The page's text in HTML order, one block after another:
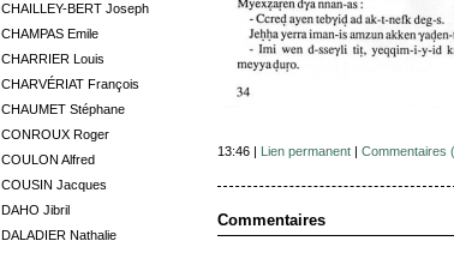
CHAILLEY-BERT Joseph
CHAMPAS Emile
CHARRIER Louis
CHARVÉRIAT François
CHAUMET Stéphane
CONROUX Roger
COULON Alfred
COUSIN Jacques
DAHO Jibril
DALADIER Nathalie
13:46 | Lien permanent| Commentaires
Commentaires